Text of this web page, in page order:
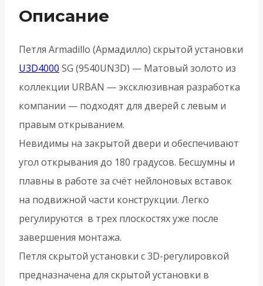
(9540UN3D)
Матовый
золото
Описание
Петля Armadillo (Армадилло) скрытой установки
U3D4000 SG (9540UN3D) — Матовый золото из
коллекции URBAN — эксклюзивная разработка
компании — подходят для дверей с левым и
правым открыванием.
Невидимы на закрытой двери и обеспечивают
угол открывания до 180 градусов. Бесшумны и
плавны в работе за счёт нейлоновых вставок
на подвижной части конструкции. Легко
регулируются в трех плоскостях уже после
завершения монтажа.
Петля скрытой установки с 3D-регулировкой
предназначена для скрытой установки в